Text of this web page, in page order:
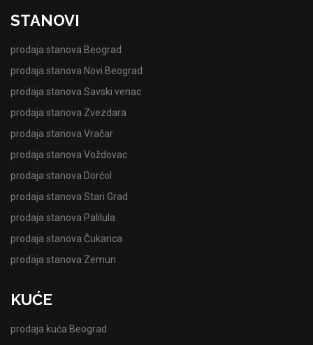
STANOVI
prodaja stanova Beograd
prodaja stanova Novi Beograd
prodaja stanova Savski venac
prodaja stanova Zvezdara
prodaja stanova Vračar
prodaja stanova Voždovac
prodaja stanova Dorćol
prodaja stanova Stari Grad
prodaja stanova Palilula
prodaja stanova Čukarica
prodaja stanova Zemun
KUĆE
prodaja kuća Beograd